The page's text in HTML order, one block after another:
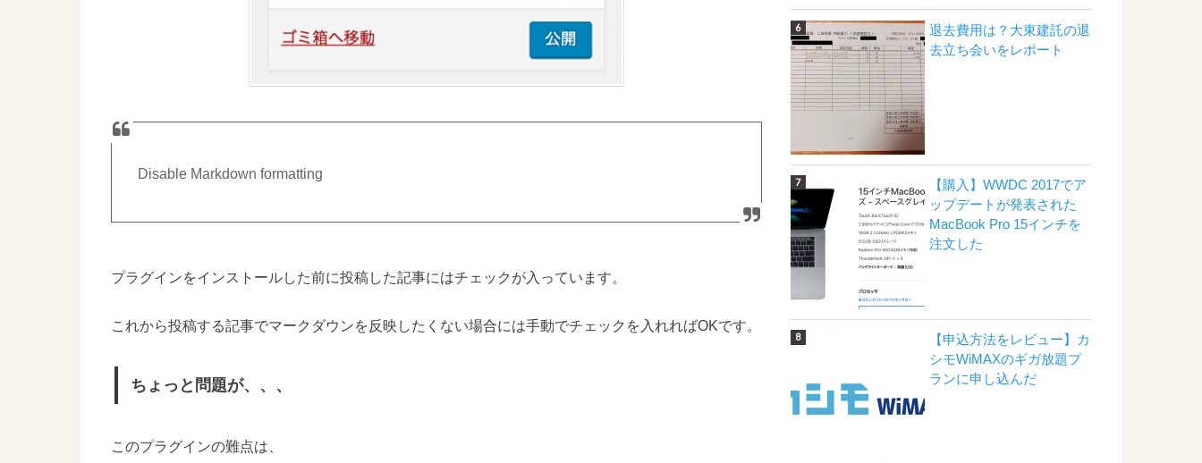
Disable Markdown formatting
プラグインをインストールした前に投稿した記事にはチェックが入っています。
これから投稿する記事でマークダウンを反映したくない場合には手動でチェックを入れればOKです。
ちょっと問題が、、、
このプラグインの難点は、
退去費用は？大東建託の退
去立ち会いをレポート
【購入】WWDC 2017でア
ップデートが発表された
MacBook Pro 15インチを
注文した
【申込方法をレビュー】カ
シモWiMAXのギガ放題プ
ランに申し込んだ